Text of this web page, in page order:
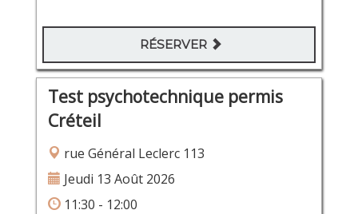
RÉSERVER
Test psychotechnique permis
Créteil
rue Général Leclerc 113
Jeudi 13 Août 2026
11:30 - 12:00